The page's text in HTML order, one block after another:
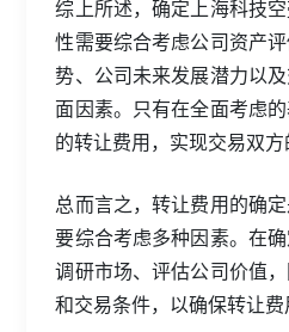
综上所述，确定上海科技
性需要综合考虑公司资产
势、公司未来发展潜力以
面因素。只有在全面考虑
的转让费用，实现交易双方
总而言之，转让费用的确
要综合考虑多种因素。在
调研市场、评估公司价值
和交易条件，以确保转让费